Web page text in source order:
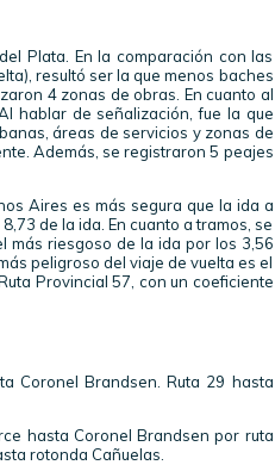
Plata. En la comparación con las
resultó ser la que menos baches
4 zonas de obras. En cuanto al
hablar de señalización, fue la que
áreas de servicios y zonas de
Además, se registraron 5 peajes
Aires es más segura que la ida a
de la ida. En cuanto a tramos, se
más riesgoso de la ida por los 3,56
peligroso del viaje de vuelta es el
Provincial 57, con un coeficiente
Coronel Brandsen. Ruta 29 hasta
hasta Coronel Brandsen por ruta
rotonda Cañuelas.